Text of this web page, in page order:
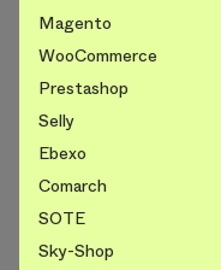
Magento
WooCommerce
Prestashop
Selly
Ebexo
Comarch
SOTE
Sky-Shop